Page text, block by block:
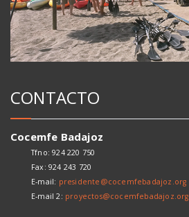
CONTACTO
Cocemfe Badajoz
Tfno: 924 220 750
Fax: 924 243 720
E-mail: presidente@cocemfebadajoz.org
E-mail 2: proyectos@cocemfebadajoz.org